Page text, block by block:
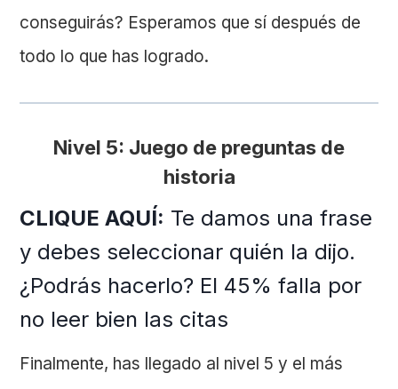
conseguirás? Esperamos que sí después de
todo lo que has logrado.
Nivel 5: Juego de preguntas de
historia
CLIQUE AQUÍ: Te damos una frase
y debes seleccionar quién la dijo.
¿Podrás hacerlo? El 45% falla por
no leer bien las citas
Finalmente, has llegado al nivel 5 y el más